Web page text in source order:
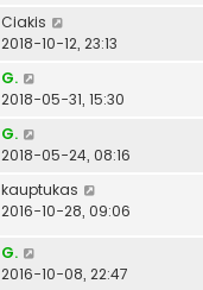
Ciakis
2018-10-12, 23:13
G.
2018-05-31, 15:30
G.
2018-05-24, 08:16
kauptukas
2016-10-28, 09:06
G.
2016-10-08, 22:47